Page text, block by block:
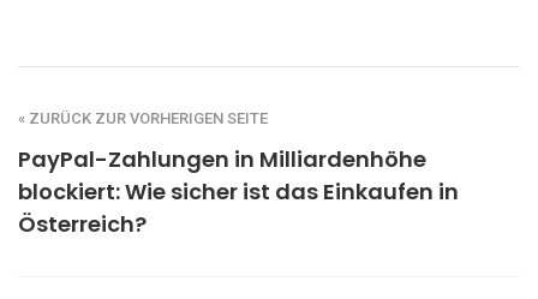
« ZURÜCK ZUR VORHERIGEN SEITE
PayPal-Zahlungen in Milliardenhöhe
blockiert: Wie sicher ist das Einkaufen in
Österreich?